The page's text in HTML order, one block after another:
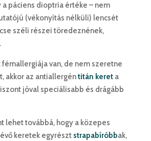
a páciens dioptria értéke – nem
(vékonyítás nélküli) lencsét
széli részei töredeznének,
fémallergiája van, de nem szeretne
akkor az antiallergéntitán kereta
jóval speciálisabb és drágább
lehet továbbá, hogy a közepes
keretek egyrészt strapabíróbbak,